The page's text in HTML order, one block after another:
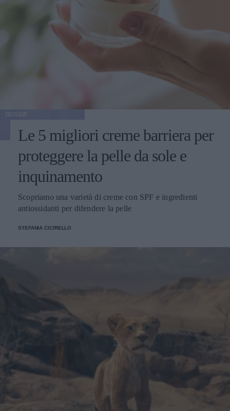
Le 5 migliori creme barriera per
proteggere la pelle da sole e
inquinamento
Scopriamo una varietà di creme con SPF e ingredienti
antiossidanti per difendere la pelle
STEFANIA CICIRELLO